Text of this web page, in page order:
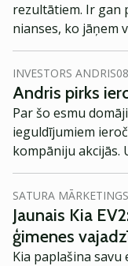
rezultātiem. Ir gan
nianses, ko jāņem
par zemāku peļņu.
INVESTORS ANDRIS
Andris pirks
Par šo esmu
ieguldījumiem
kompāniju akcijās.
esmu izvēlējies
un Zviedrijas Saab.
SATURA MĀRKETINGS
Jaunais Kia
ģimenes
Kia paplašina